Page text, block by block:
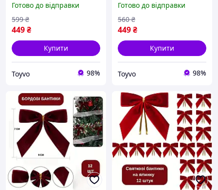
9 на 8 см Toyvoo
Готово до відправки
449₴
599 ₴
Купити
Toyvo 98%
На Ялинку 9 На 7 См
Toyvoo
Готово до відправки
449₴
560 ₴
Купити
Toyvo 98%